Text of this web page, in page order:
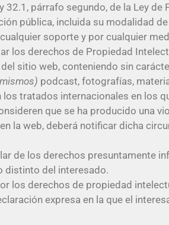
párrafo segundo, de la Ley
pública, incluida su modalidad
soporte y por cualquier
los derechos de Propiedad
sitio web, conteniendo sin
podcast, fotografías,
tratados internacionales en los
que se ha producido una
la web, deberá notificar dicha
de los derechos presuntamente
distinto del interesado.
los derechos de propiedad
expresa en la que el